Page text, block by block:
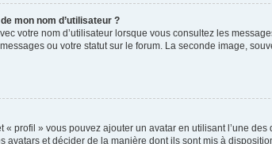
mon nom d’utilisateur ?
votre nom d’utilisateur lorsque vous consultez les
ou votre statut sur le forum. La seconde image,
« profil » vous pouvez ajouter un avatar en utilisant l’une
avatars et décider de la manière dont ils sont mis à